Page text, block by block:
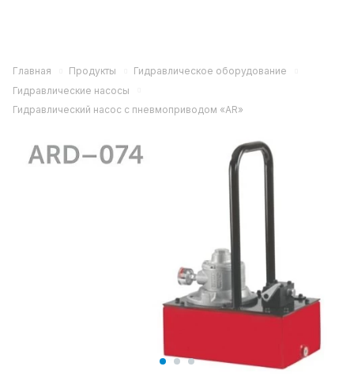
Главная Продукты
Гидравлическое оборудование
Гидравлические насосы
Гидравлический насос с пневмоприводом «AR»